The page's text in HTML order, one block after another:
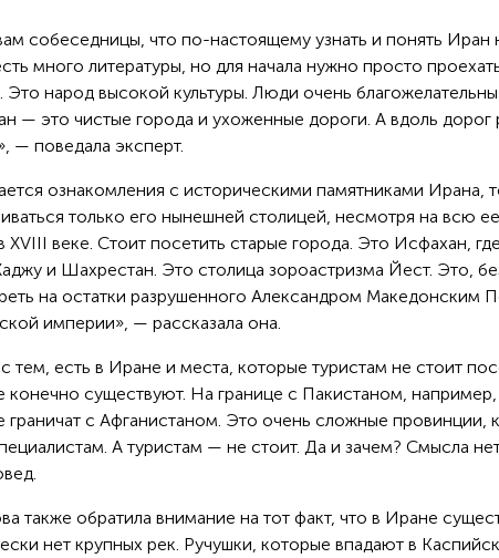
собеседницы, что по-настоящему узнать и понять Иран
много литературы, но для начала нужно просто
народ высокой культуры. Люди очень
— это чистые города и ухоженные дороги. А вдоль дорог
— поведала эксперт.
ознакомления с историческими памятниками Ирана,
только его нынешней столицей, несмотря на всю
XVIII веке. Стоит посетить старые города. Это Исфахан,
и Шахрестан. Это столица зороастризма Йест. Это,
на остатки разрушенного Александром Македонским
империи», — рассказала она.
тем, есть в Иране и места, которые туристам не стоит
конечно существуют. На границе с Пакистаном,
граничат с Афганистаном. Это очень сложные провинции,
А туристам — не стоит. Да и зачем? Смысла
также обратила внимание на тот факт, что в Иране
нет крупных рек. Ручушки, которые впадают в